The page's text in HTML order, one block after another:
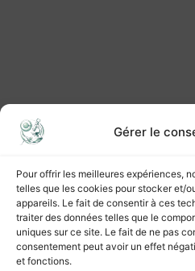
Gérer le
Pour offrir les meilleures expériences,
telles que les cookies pour stocker et/
appareils. Le fait de consentir à ces
traiter des données telles que le
uniques sur ce site. Le fait de ne pas
consentement peut avoir un effet
et fonctions.